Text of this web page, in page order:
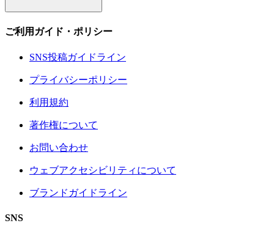
ご利用ガイド・ポリシー
SNS投稿ガイドライン
プライバシーポリシー
利用規約
著作権について
お問い合わせ
ウェブアクセシビリティについて
ブランドガイドライン
SNS